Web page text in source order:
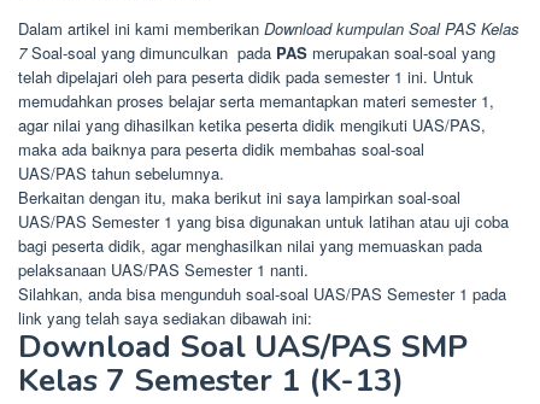
Dalam artikel ini kami memberikan Download kumpulan Soal PAS Kelas
7Soal-soal yang dimunculkan pada PAS merupakan soal-soal yang
telah dipelajari oleh para peserta didik pada semester 1 ini. Untuk
memudahkan proses belajar serta memantapkan materi semester 1,
agar nilai yang dihasilkan ketika peserta didik mengikuti UAS/PAS,
maka ada baiknya para peserta didik membahas soal-soal
UAS/PAS tahun sebelumnya.
Berkaitan dengan itu, maka berikut ini saya lampirkan soal-soal
UAS/PAS Semester 1 yang bisa digunakan untuk latihan atau uji coba
bagi peserta didik, agar menghasilkan nilai yang memuaskan pada
pelaksanaan UAS/PAS Semester 1 nanti.
Silahkan, anda bisa mengunduh soal-soal UAS/PAS Semester 1 pada
link yang telah saya sediakan dibawah ini:
Download Soal UAS/PAS SMP
Kelas 7 Semester 1 (K-13)